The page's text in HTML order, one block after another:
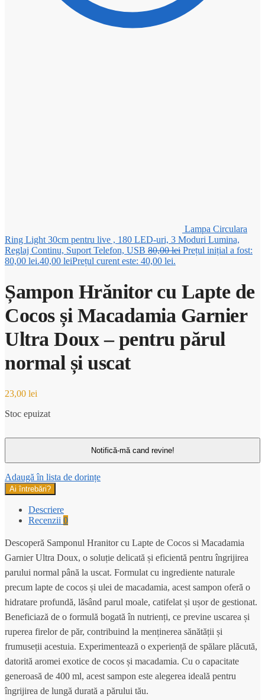
Lampa Circulara
Ring Light 30cm pentru live , 180 LED-uri, 3 Moduri Lumina,
Reglaj Continu, Suport Telefon, USB 80,00lei Prețul inițial a fost:
80,00 lei.40,00 leiPrețul curent este: 40,00 lei.
Șampon Hrănitor cu Lapte de
Cocos și Macadamia Garnier
Ultra Doux – pentru părul
normal și uscat
23,00 lei
Stoc epuizat
Adaugă în lista de dorințe
Ai întrebări?
Descriere
Recenzii 0
Descoperă Samponul Hranitor cu Lapte de Cocos si Macadamia
Garnier Ultra Doux, o soluție delicată și eficientă pentru îngrijirea
parului normal până la uscat. Formulat cu ingrediente naturale
precum lapte de cocos și ulei de macadamia, acest sampon oferă o
hidratare profundă, lăsând parul moale, catifelat și ușor de gestionat.
Beneficiază de o formulă bogată în nutrienți, ce previne uscarea și
ruperea firelor de păr, contribuind la menținerea sănătății și
frumuseții acestuia. Experimentează o experiență de spălare plăcută,
datorită aromei exotice de cocos și macadamia. Cu o capacitate
generoasă de 400 ml, acest sampon este alegerea ideală pentru
îngrijirea de lungă durată a părului tău.